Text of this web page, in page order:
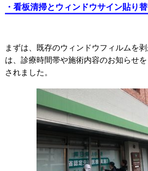
・看板清掃とウィンドウサイン貼り
まずは、既存のウィンドウフィルムを
は、診療時間帯や施術内容のお知らせ
されました。